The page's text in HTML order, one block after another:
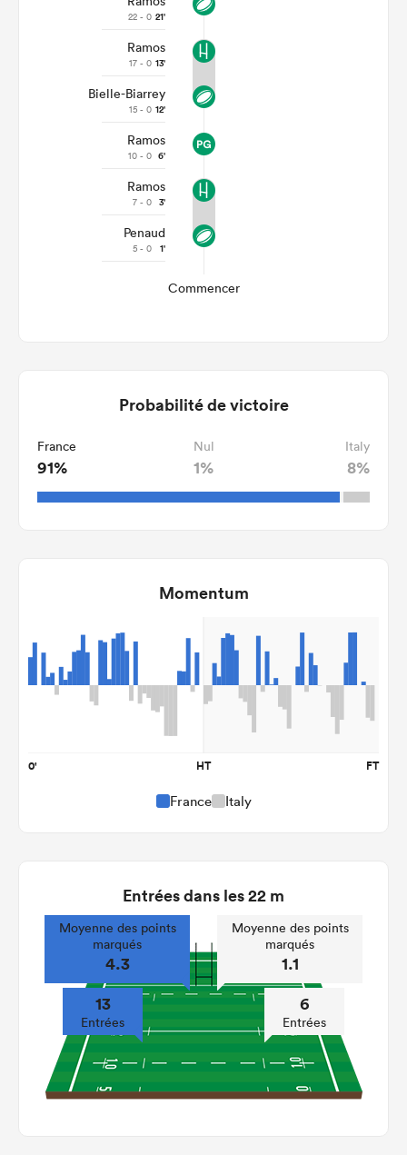
22 - 0 21'
Ramos
17 - 0 13'
Bielle-Biarrey
15 - 0 12'
Ramos
10 - 0 6'
Ramos
7 - 0 3'
Penaud
5 - 0 1'
Commencer
Probabilité de victoire
France
91%
Nul
1%
Italy
8%
Momentum
0' HT FT
France Italy
Entrées dans les 22 m
Moyenne des points
marqués
4.3
13
Entrées
Moyenne des points
marqués
1.1
6
Entrées